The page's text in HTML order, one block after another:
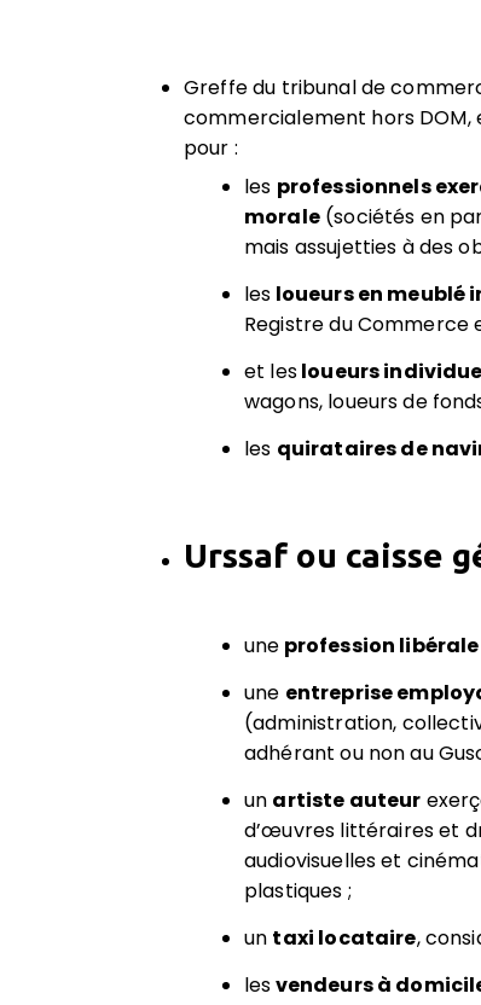
Greffe du tribunal de
commercialement hors DOM,
pour :
les professionnels
morale(sociétés en
mais assujetties à des
les loueurs en meublé
Registre du Commerce
et lesloueurs
wagons, loueurs de
les quirataires de
Urssaf ou caisse
une profession libérale
une entreprise
(administration,
adhérant ou non au
un artiste auteur
d’œuvres littéraires et
audiovisuelles et
plastiques ;
un taxi locataire,
lesvendeurs à